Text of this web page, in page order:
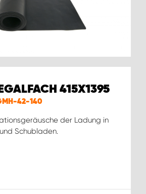
415X1395
42-140
der Ladung in
Schubladen.
BRÜGGE